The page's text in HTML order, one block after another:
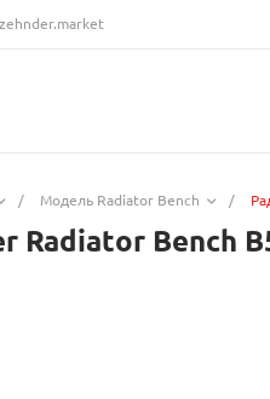
/ Модель Radiator Bench /
Radiator Bench